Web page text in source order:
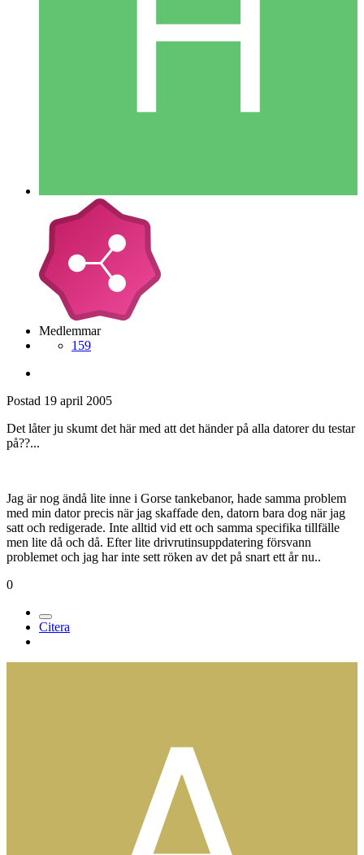
Medlemmar
159
Postad 19 april 2005
Det låter ju skumt det här med att det händer på alla datorer du testar
på??...
Jag är nog ändå lite inne i Gorse tankebanor, hade samma problem
med min dator precis när jag skaffade den, datorn bara dog när jag
satt och redigerade. Inte alltid vid ett och samma specifika tillfälle
men lite då och då. Efter lite drivrutinsuppdatering försvann
problemet och jag har inte sett röken av det på snart ett år nu..
0
Citera